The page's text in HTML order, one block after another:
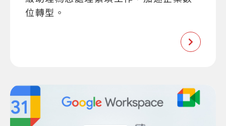
位轉型。